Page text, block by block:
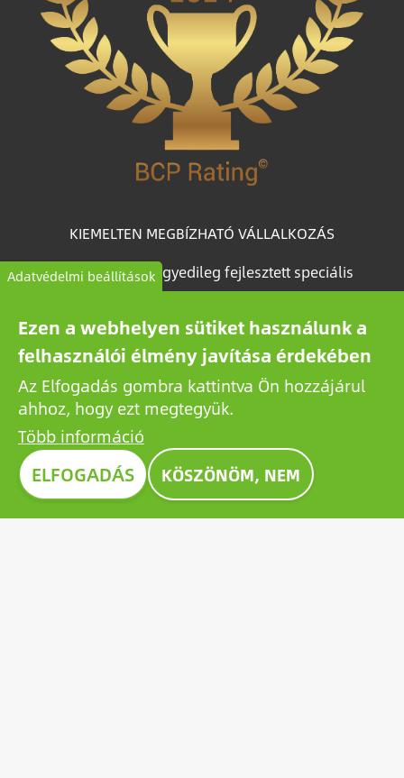
KIEMELTEN MEGBÍZHATÓ VÁLLALKOZÁS
A BCP Rating© egyedileg fejlesztett speciális
algoritmus, amely több mint egymillió magyar
vállalkozás céginformációs adataiból válogatja le és
kategorizálja a vállalkozásokat megbízhatóságuk
alapján.
Image
Adatvédelmi beállítások
Ezen a webhelyen sütiket használunk a
felhasználói élmény javítása érdekében
Az Elfogadás gombra kattintva Ön hozzájárul
ahhoz, hogy ezt megtegyük.
Több információ
ELFOGADÁS KÖSZÖNÖM, NEM